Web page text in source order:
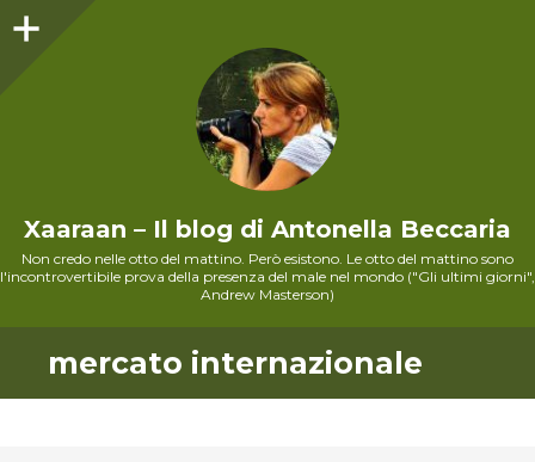
Xaaraan – Il blog di Antonella Beccaria
Non credo nelle otto del mattino. Però esistono. Le otto del mattino sono
l'incontrovertibile prova della presenza del male nel mondo ("Gli ultimi giorni",
Andrew Masterson)
mercato internazionale